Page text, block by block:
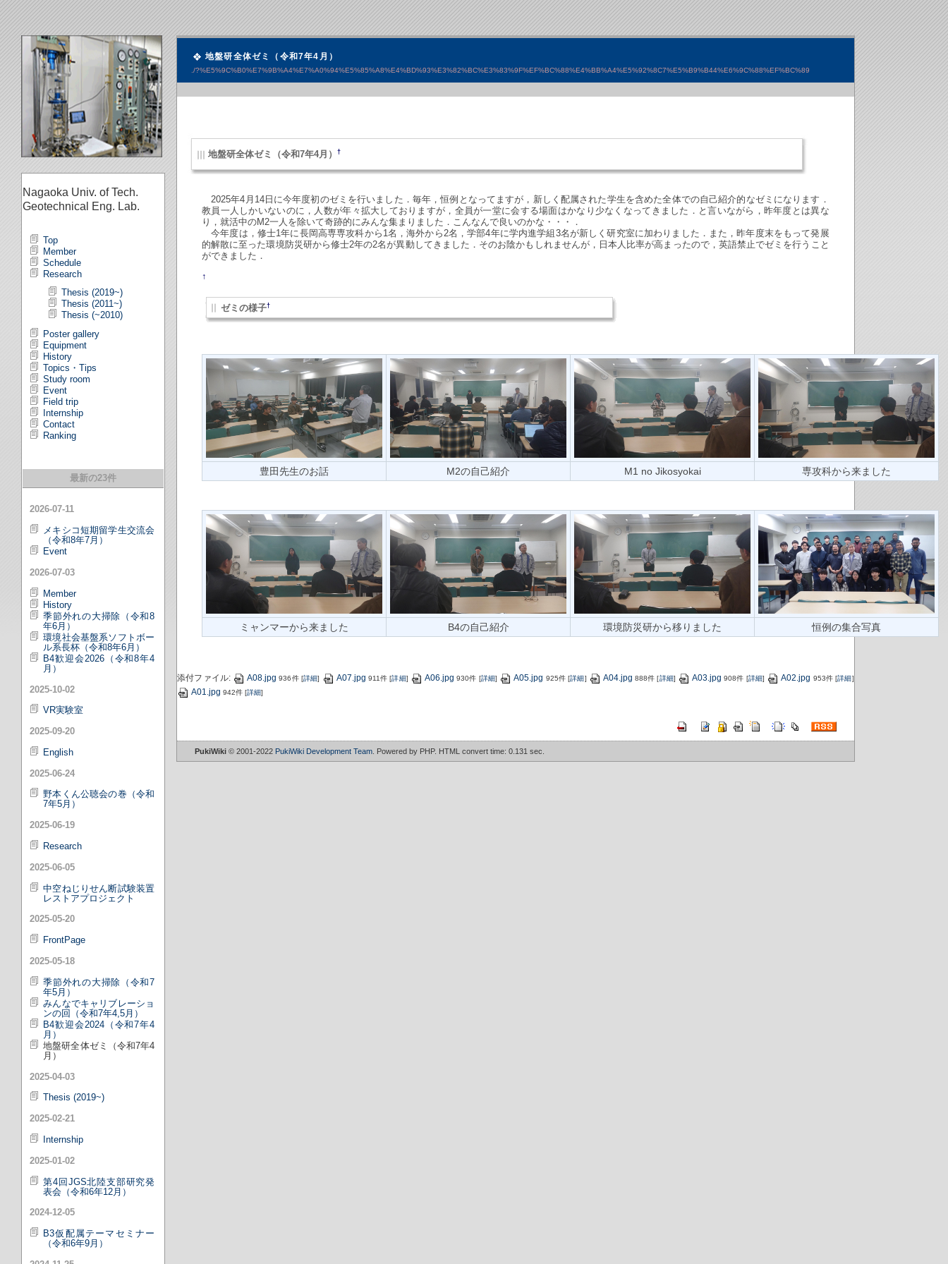
地盤研全体ゼミ（令和7年4月）
./?%E5%9C%B0%E7%9B%A4%E7%A0%94%E5%85%A8%E4%BD%93%E3%82%BC%E3%83%9F%EF%BC%88%E4%BB%A4%E5%92%8C7%E5%B9%B44%E6%9C%88%EF%BC%89
Nagaoka Univ. of Tech.
Geotechnical Eng. Lab.
Top
Member
Schedule
Research
Thesis (2019~)
Thesis (2011~)
Thesis (~2010)
Poster gallery
Equipment
History
Topics・Tips
Study room
Event
Field trip
Internship
Contact
Ranking
最新の23件
2026-07-11
メキシコ短期留学生交流会
（令和8年7月）
Event
2026-07-03
Member
History
季節外れの大掃除（令和8
年6月）
環境社会基盤系ソフトボー
ル系長杯（令和8年6月）
B4歓迎会2026（令和8年4
月）
2025-10-02
VR実験室
2025-09-20
English
2025-06-24
野本くん公聴会の巻（令和
7年5月）
2025-06-19
Research
2025-06-05
中空ねじりせん断試験装置
レストアプロジェクト
2025-05-20
FrontPage
2025-05-18
季節外れの大掃除（令和7
年5月）
みんなでキャリブレーショ
ンの回（令和7年4,5月）
B4歓迎会2024（令和7年4
月）
地盤研全体ゼミ（令和7年4
月）
2025-04-03
Thesis (2019~)
2025-02-21
Internship
2025-01-02
第4回JGS北陸支部研究発
表会（令和6年12月）
2024-12-05
B3仮配属テーマセミナー
（令和6年9月）
地盤研全体ゼミ（令和7年4月） †
2025年4月14日に今年度初のゼミを行いました．毎年，恒例となってますが，新しく配属された学生を含めた全体での自己紹介的なゼミになります．
教員一人しかいないのに，人数が年々拡大しておりますが，全員が一堂に会する場面はかなり少なくなってきました．と言いながら，昨年度とは異な
り，就活中のM2一人を除いて奇跡的にみんな集まりました．こんなんで良いのかな・・・．
今年度は，修士1年に長岡高専専攻科から1名，海外から2名，学部4年に学内進学組3名が新しく研究室に加わりました．また，昨年度末をもって発展
的解散に至った環境防災研から修士2年の2名が異動してきました．そのお陰かもしれませんが，日本人比率が高まったので，英語禁止でゼミを行うこと
ができました．
↑
ゼミの様子†
豊田先生のお話 M2の自己紹介 M1 no Jikosyokai 専攻科から来ました
ミャンマーから来ました B4の自己紹介 環境防災研から移りました 恒例の集合写真
添付ファイル: A08.jpg 936件 [詳細] A07.jpg 911件 [詳細] A06.jpg 930件 [詳細] A05.jpg 925件 [詳細] A04.jpg 888件 [詳細] A03.jpg 908件 [詳細] A02.jpg 953件 [詳細]
A01.jpg 942件 [詳細]
PukiWiki © 2001-2022 PukiWiki Development Team . Powered by PHP. HTML convert time: 0.131 sec.